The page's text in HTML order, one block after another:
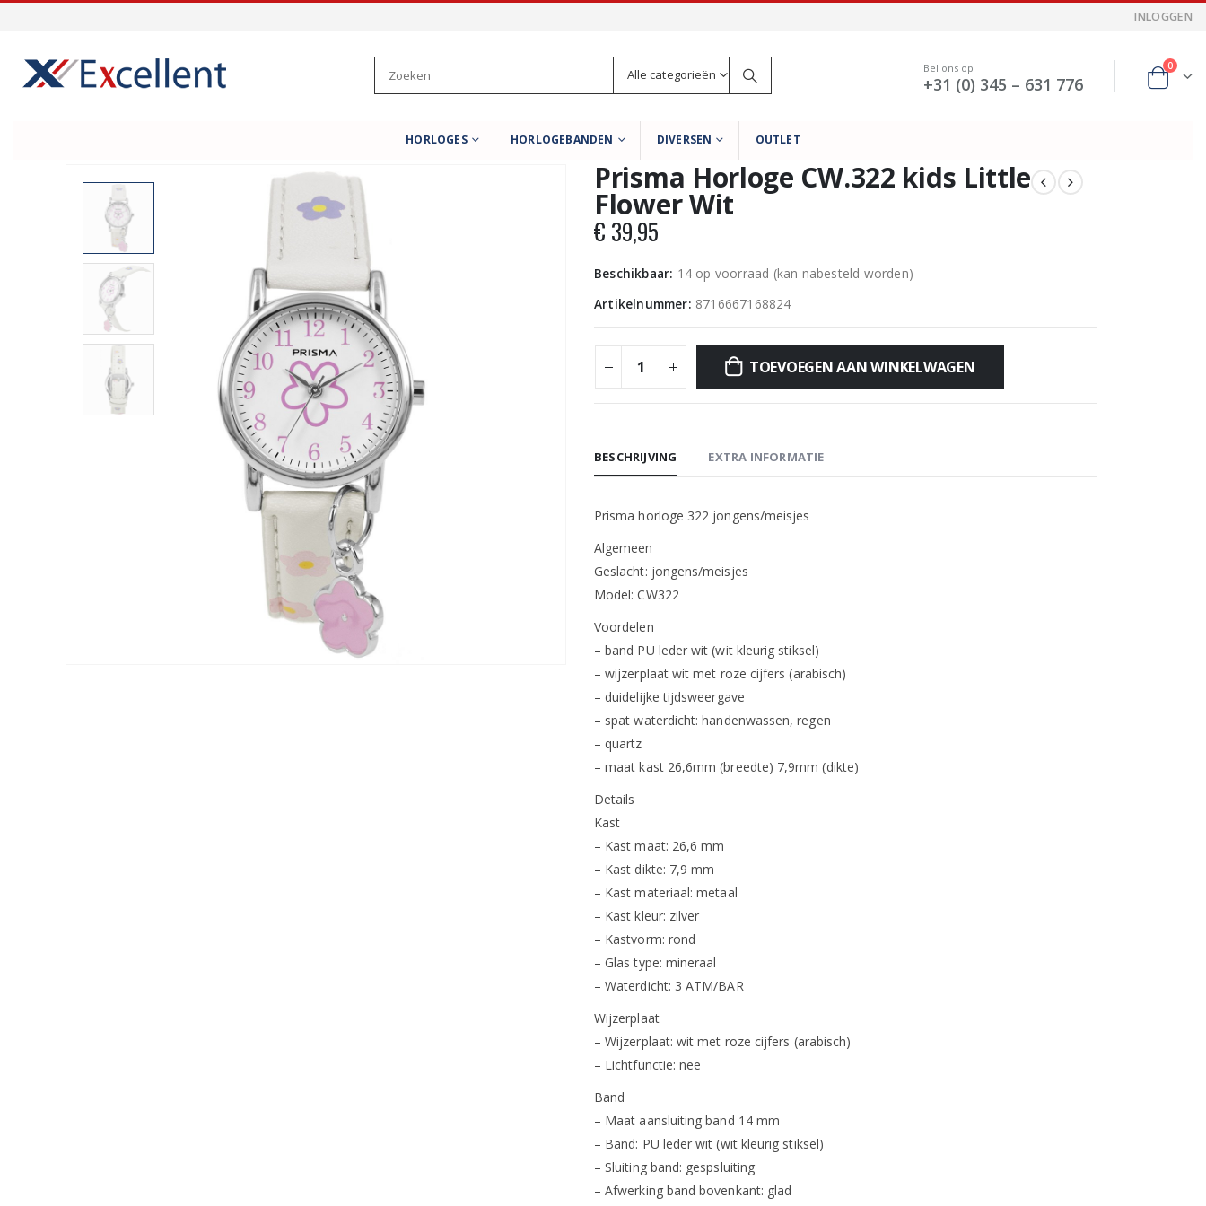
INLOGGEN
Alle categorieën Bel ons op
+31 (0) 345 – 631 776
0
HORLOGES HORLOGEBANDEN DIVERSEN OUTLET
Prisma Horloge CW.322 kids Little
Flower Wit
€ 39,95
Beschikbaar: 14 op voorraad (kan nabesteld worden)
Artikelnummer: 8716667168824
TOEVOEGEN AAN WINKELWAGEN
BESCHRIJVING EXTRA INFORMATIE
Prisma horloge 322 jongens/meisjes
Algemeen
Geslacht: jongens/meisjes
Model: CW322
Voordelen
– band PU leder wit (wit kleurig stiksel)
– wijzerplaat wit met roze cijfers (arabisch)
– duidelijke tijdsweergave
– spat waterdicht: handenwassen, regen
– quartz
– maat kast 26,6mm (breedte) 7,9mm (dikte)
Details
Kast
– Kast maat: 26,6 mm
– Kast dikte: 7,9 mm
– Kast materiaal: metaal
– Kast kleur: zilver
– Kastvorm: rond
– Glas type: mineraal
– Waterdicht: 3 ATM/BAR
Wijzerplaat
– Wijzerplaat: wit met roze cijfers (arabisch)
– Lichtfunctie: nee
Band
– Maat aansluiting band 14 mm
– Band: PU leder wit (wit kleurig stiksel)
– Sluiting band: gespsluiting
– Afwerking band bovenkant: glad